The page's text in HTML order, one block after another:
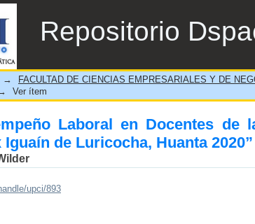
Repositorio
Laboral en Docentes de la
→ FACULTAD DE CIENCIAS EMPRESARIALES Y DE
Ver ítem
Laboral en Docentes de
de Luricocha, Huanta 2020”
upci/893